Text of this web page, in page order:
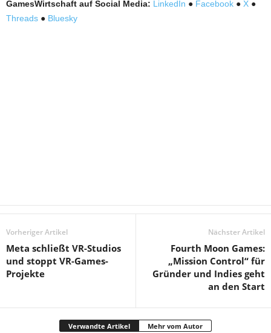
GamesWirtschaft auf Social Media: LinkedIn ● Facebook ● X ●
Threads ● Bluesky
Vorheriger Artikel
Meta schließt VR-Studios
und stoppt VR-Games-
Projekte
Nächster Artikel
Fourth Moon Games:
„Mission Control“ für
Gründer und Indies geht
an den Start
Verwandte Artikel Mehr vom Autor